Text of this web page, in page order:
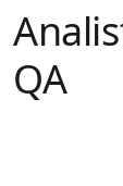
QA